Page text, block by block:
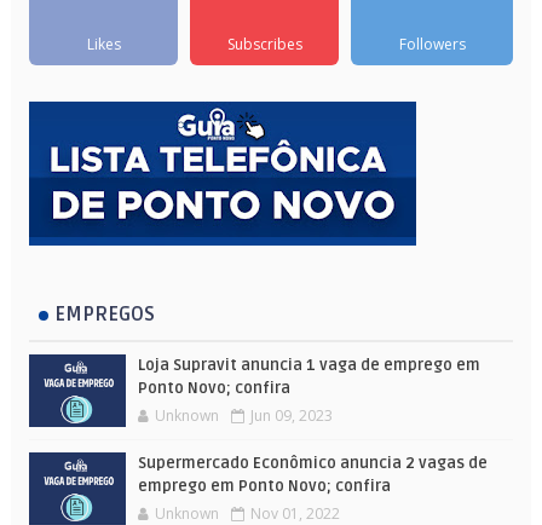
Likes Subscribes Followers
EMPREGOS
Loja Supravit anuncia 1 vaga de emprego em
Ponto Novo; confira
Unknown Jun 09, 2023
Supermercado Econômico anuncia 2 vagas de
emprego em Ponto Novo; confira
Unknown Nov 01, 2022